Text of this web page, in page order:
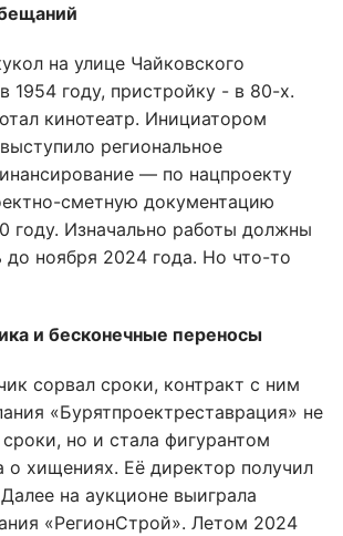
на улице Чайковского
1954 году, пристройку - в 80-х.
кинотеатр. Инициатором
региональное
— по нацпроекту
сметную документацию
году. Изначально работы должны
до ноября 2024 года. Но что-то
и бесконечные переносы
сорвал сроки, контракт с ним
«Бурятпроектреставрация» не
но и стала фигурантом
о хищениях. Её директор получил
на аукционе выиграла
«РегионСтрой». Летом 2024